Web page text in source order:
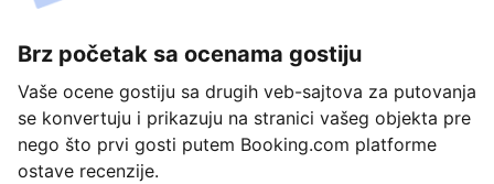
Brz početak sa ocenama gostiju
Vaše ocene gostiju sa drugih veb-sajtova za putovanja
se konvertuju i prikazuju na stranici vašeg objekta pre
nego što prvi gosti putem Booking.com platforme
ostave recenzije.